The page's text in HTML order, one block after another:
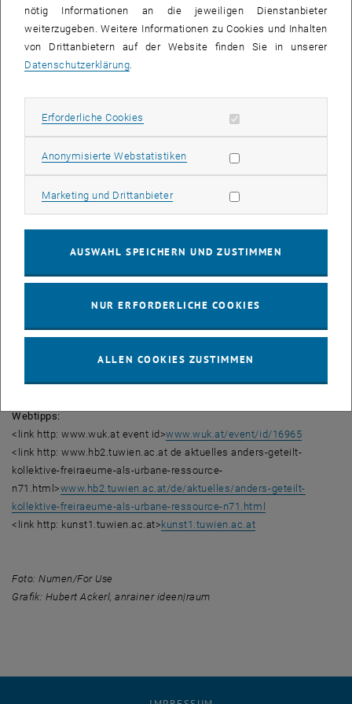
Nahes Grün
Stefan Demming | Künstler, Berlin
Zweckfreie Raumtransformationen
Alexander Römer | EXYZT collective + ConstructLAB | Designer-
Builder, Berlin
ab 19:00
On Land-Use and Local Knowledge
Wapke Feenstra | Künstlerin, Rotterdam
Podiumsdiskussion
Moderation Elke Rauth | dérive | freie Journalistin, Wien
Webtipps:
<link http: www.wuk.at event id>www.wuk.at/event/id/16965
<link http: www.hb2.tuwien.ac.at de aktuelles anders-geteilt-
kollektive-freiraeume-als-urbane-ressource-
n71.html>www.hb2.tuwien.ac.at/de/aktuelles/anders-geteilt-
kollektive-freiraeume-als-urbane-ressource-n71.html
<link http: kunst1.tuwien.ac.at> kunst1.tuwien.ac.at
Foto: Numen/For Use
Grafik: Hubert Ackerl, anrainer ideen|raum
nötig Informationen an die jeweiligen Dienstanbieter
weiterzugeben. Weitere Informationen zu Cookies und Inhalten
von Drittanbietern auf der Website finden Sie in unserer
Datenschutzerklärung.
Erforderliche Cookies Erforderliche Cookies zulassen
Anonymisierte WebstatistikenStatistik Cookies zulassen
Marketing und DrittanbieterMarketing Cookies zulassen
AUSWAHL SPEICHERN UND ZUSTIMMEN
NUR ERFORDERLICHE COOKIES
ALLEN COOKIES ZUSTIMMEN